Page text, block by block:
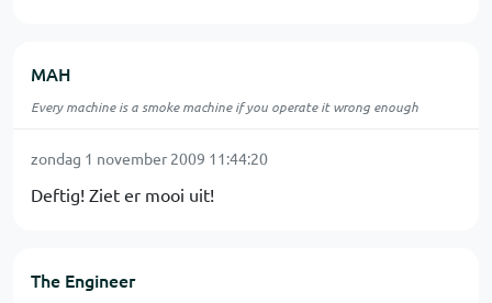
MAH
Every machine is a smoke machine if you operate it wrong enough
zondag 1 november 2009 11:44:20
Deftig! Ziet er mooi uit!
The Engineer